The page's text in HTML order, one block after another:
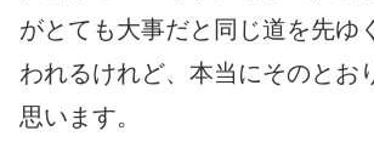
がとても大事だと同じ道を先ゆ
われるけれど、本当にそのとお
思います。